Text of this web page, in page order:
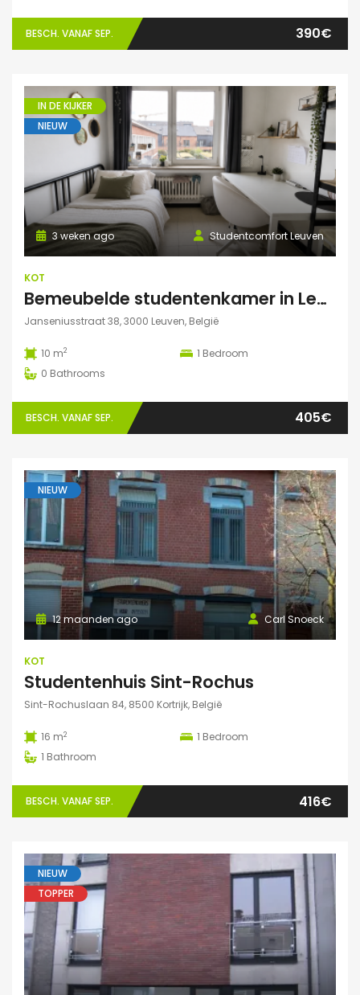
BESCH. VANAF SEP. 390€
IN DE KIJKER
NIEUW
Studentcomfort Leuven
3 weken ago
KOT
Bemeubelde studentenkamer in Leuven – Regina Mundi
Janseniusstraat 38, 3000 Leuven, België
10 m2 1 Bedroom
0 Bathrooms
BESCH. VANAF SEP. 405€
NIEUW
Carl Snoeck
12 maanden ago
KOT
Studentenhuis Sint-Rochus
Sint-Rochuslaan 84, 8500 Kortrijk, België
16 m2 1 Bedroom
1 Bathroom
BESCH. VANAF SEP. 416€
NIEUW
TOPPER